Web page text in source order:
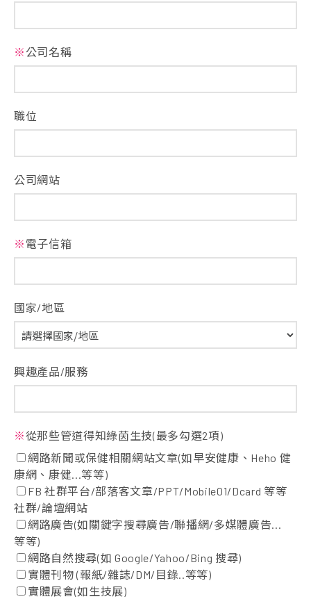
※ 公司名稱
職位
公司網站
※ 電子信箱
國家/地區
興趣產品/服務
※從那些管道得知綠茵生技(最多勾選2項)
網路新聞或保健相關網站文章(如早安健康、Heho 健
康網、康健...等等)
FB 社群平台/部落客文章/PPT/Mobile01/Dcard 等等
社群/論壇網站
網路廣告(如關鍵字搜尋廣告/聯播網/多媒體廣告...
等等)
網路自然搜尋(如 Google/Yahoo/Bing 搜尋)
實體刊物 (報紙/雜誌/DM/目錄..等等)
實體展會(如生技展)